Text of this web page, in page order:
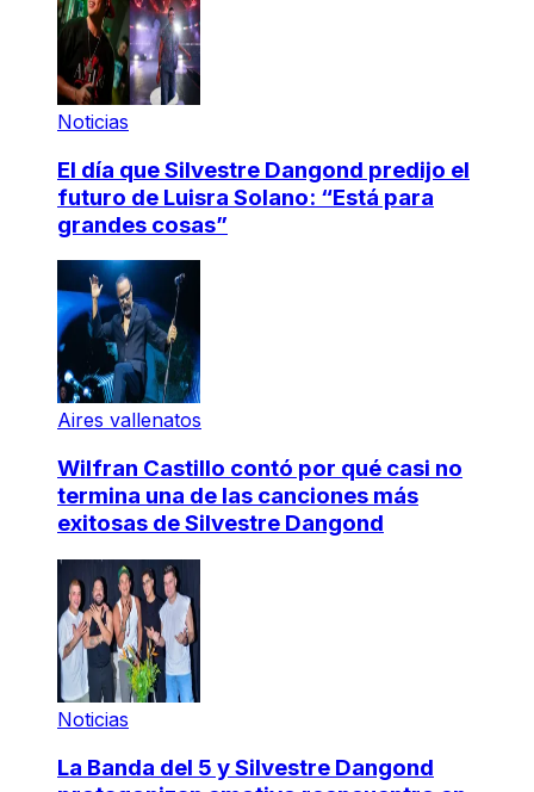
Noticias
El día que Silvestre Dangond predijo el
futuro de Luisra Solano: “Está para
grandes cosas”
Aires vallenatos
Wilfran Castillo contó por qué casi no
termina una de las canciones más
exitosas de Silvestre Dangond
Noticias
La Banda del 5 y Silvestre Dangond